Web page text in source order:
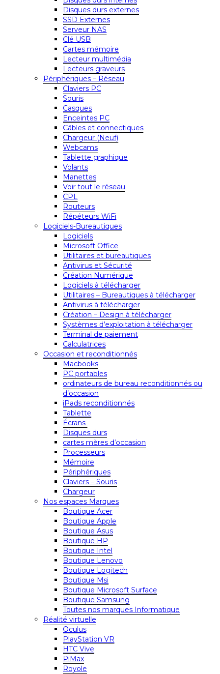
Disques durs externes
SSD Externes
Serveur NAS
Clé USB
Cartes mémoire
Lecteur multimédia
Lecteurs graveurs
Périphériques – Réseau
Claviers PC
Souris
Casques
Enceintes PC
Câbles et connectiques
Chargeur (Neuf)
Webcams
Tablette graphique
Volants
Manettes
Voir tout le réseau
CPL
Routeurs
Répéteurs WiFi
Logiciels-Bureautiques
Logiciels
Microsoft Office
Utilitaires et bureautiques
Antivirus et Sécurité
Création Numérique
Logiciels à télécharger
Utilitaires – Bureautiques à télécharger
Antivirus à télécharger
Création – Design à télécharger
Systèmes d’exploitation à télécharger
Terminal de paiement
Calculatrices
Occasion et reconditionnés
Macbooks
PC portables
ordinateurs de bureau reconditionnés ou
d’occasion
iPads reconditionnés
Tablette
Écrans
Disques durs
cartes mères d’occasion
Processeurs
Mémoire
Périphériques
Claviers – Souris
Chargeur
Nos espaces Marques
Boutique Acer
Boutique Apple
Boutique Asus
Boutique HP
Boutique Intel
Boutique Lenovo
Boutique Logitech
Boutique Msi
Boutique Microsoft Surface
Boutique Samsung
Toutes nos marques Informatique
Réalité virtuelle
Oculus
PlayStation VR
HTC Vive
PiMax
Royole